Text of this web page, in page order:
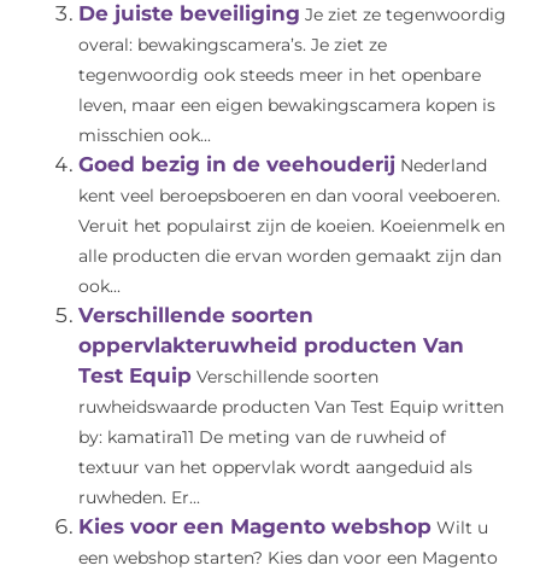
De juiste beveiliging Je ziet ze tegenwoordig
overal: bewakingscamera’s. Je ziet ze
tegenwoordig ook steeds meer in het openbare
leven, maar een eigen bewakingscamera kopen is
misschien ook...
Goed bezig in de veehouderij Nederland
kent veel beroepsboeren en dan vooral veeboeren.
Veruit het populairst zijn de koeien. Koeienmelk en
alle producten die ervan worden gemaakt zijn dan
ook...
Verschillende soorten
oppervlakteruwheid producten Van
Test Equip Verschillende soorten
ruwheidswaarde producten Van Test Equip written
by: kamatira11 De meting van de ruwheid of
textuur van het oppervlak wordt aangeduid als
ruwheden. Er...
Kies voor een Magento webshop Wilt u
een webshop starten? Kies dan voor een Magento